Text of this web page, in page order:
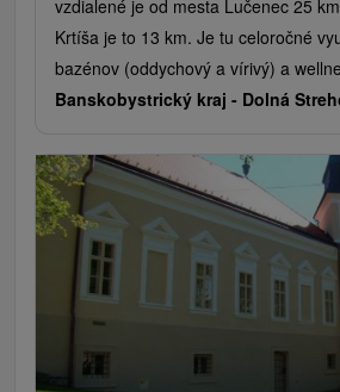
vzdialené je od mesta Lučenec 25
Krtíša je to 13 km. Je tu celoročné
bazénov (oddychový a vírivý) a
Banskobystrický kraj - Dolná